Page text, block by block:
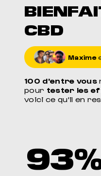
CBD
Maxime
100 d'entre vous
pour tester les
voici ce qu'il en